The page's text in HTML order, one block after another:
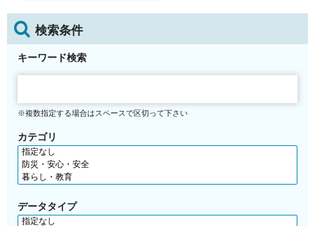
検索条件
キーワード検索
※複数指定する場合はスペースで区切って下さい
カテゴリ
データタイプ